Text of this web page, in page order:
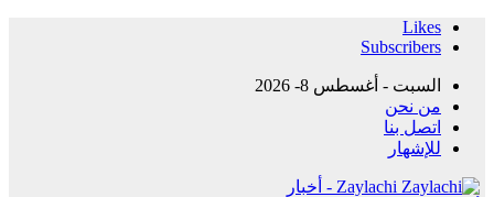
Likes
Subscribers
السبت - أغسطس 8- 2026
من نحن
اتصل بنا
للإشهار
Zaylachi - أخبار